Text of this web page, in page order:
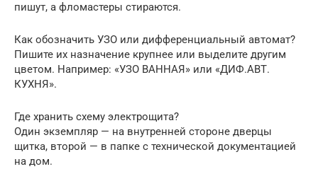
пишут, а фломастеры стираются.
Как обозначить УЗО или дифференциальный автомат?
Пишите их назначение крупнее или выделите другим
цветом. Например: «УЗО ВАННАЯ» или «ДИФ.АВТ.
КУХНЯ».
Где хранить схему электрощита?
Один экземпляр — на внутренней стороне дверцы
щитка, второй — в папке с технической документацией
на дом.